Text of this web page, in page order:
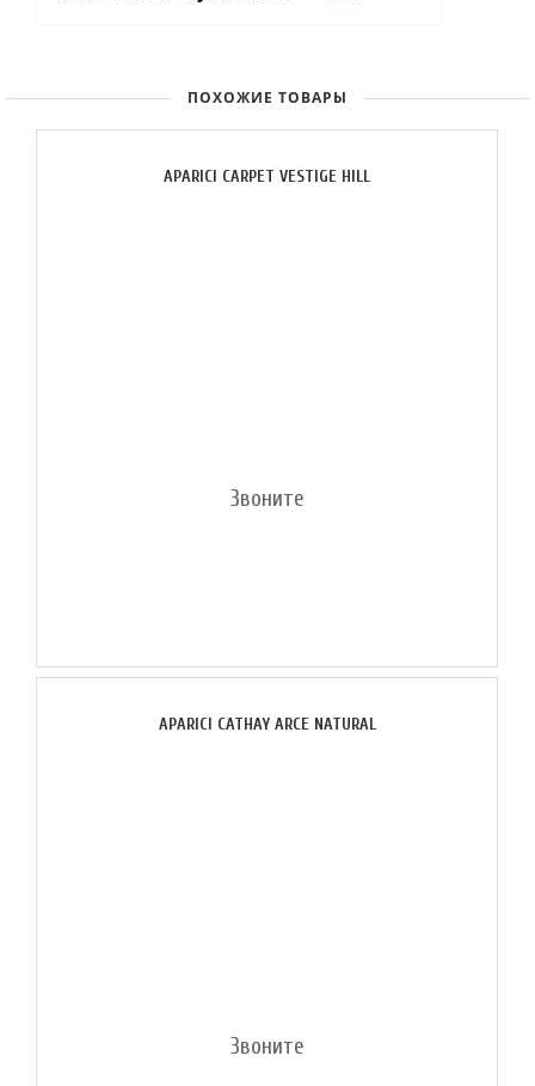
ПОХОЖИЕ ТОВАРЫ
APARICI CARPET VESTIGE HILL
Звоните
APARICI CATHAY ARCE NATURAL
Звоните